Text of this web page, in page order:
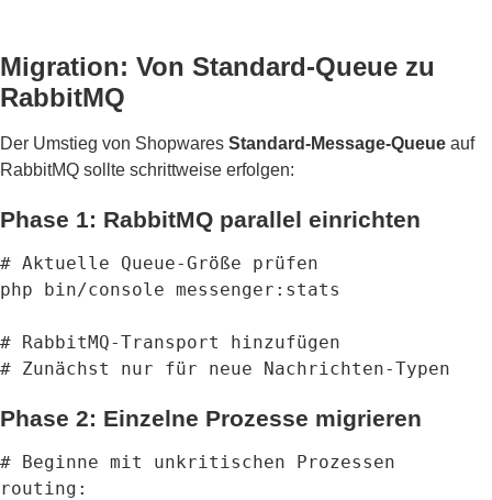
Migration: Von Standard-Queue zu
RabbitMQ
Der Umstieg von Shopwares Standard-Message-Queue auf
RabbitMQ sollte schrittweise erfolgen:
Phase 1: RabbitMQ parallel einrichten
# Aktuelle Queue-Größe prüfen
php bin/console messenger:stats
# RabbitMQ-Transport hinzufügen
# Zunächst nur für neue Nachrichten-Typen
Phase 2: Einzelne Prozesse migrieren
# Beginne mit unkritischen Prozessen
routing: